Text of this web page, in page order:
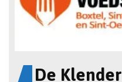
De Klender